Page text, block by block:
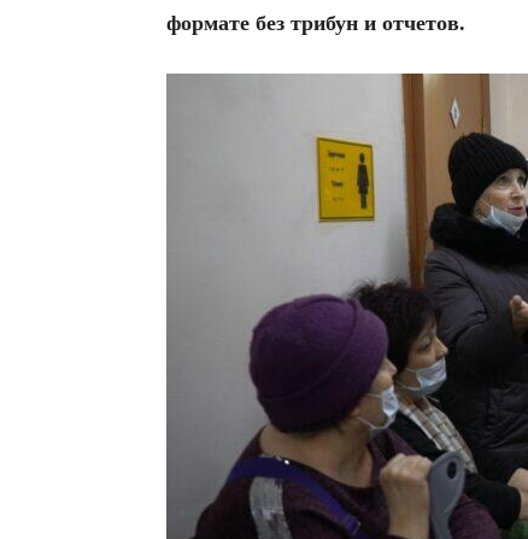
формате без трибун и отчетов.